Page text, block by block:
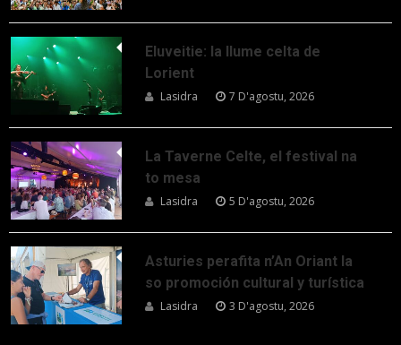
Eluveitie: la llume celta de
Lorient
Lasidra 7 D'agostu, 2026
La Taverne Celte, el festival na
to mesa
Lasidra 5 D'agostu, 2026
Asturies perafita n’An Oriant la
so promoción cultural y turística
Lasidra 3 D'agostu, 2026